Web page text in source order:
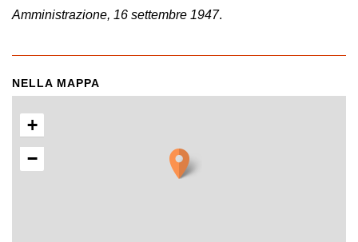
Amministrazione, 16 settembre 1947.
NELLA MAPPA
+
−